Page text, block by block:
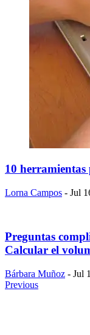
10
Lorna Campos - Jul
Preguntas
Calcular el
Bárbara Muñoz - Jul
Previous